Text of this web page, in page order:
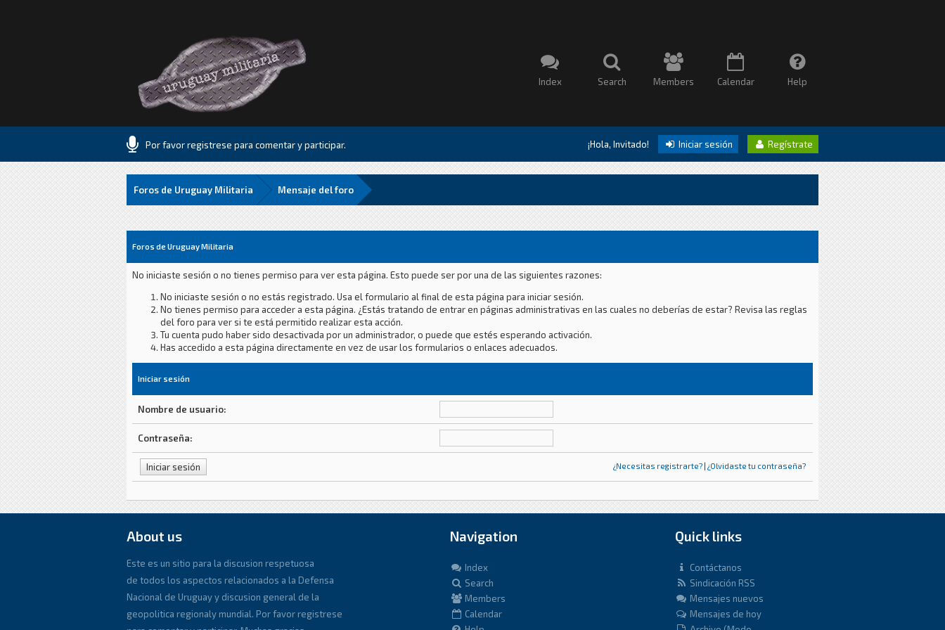
Index Search Members Calendar Help
Por favor registrese para comentar y participar. ¡Hola, Invitado! Iniciar sesión Regístrate
Foros de Uruguay Militaria Mensaje del foro
Foros de Uruguay Militaria
No iniciaste sesión o no tienes permiso para ver esta página. Esto puede ser por una de las siguientes razones:
No iniciaste sesión o no estás registrado. Usa el formulario al final de esta página para iniciar sesión.
No tienes permiso para acceder a esta página. ¿Estás tratando de entrar en páginas administrativas en las cuales no deberías de estar? Revisa las reglas
del foro para ver si te está permitido realizar esta acción.
Tu cuenta pudo haber sido desactivada por un administrador, o puede que estés esperando activación.
Has accedido a esta página directamente en vez de usar los formularios o enlaces adecuados.
Iniciar sesión
Nombre de usuario:
Contraseña:
¿Necesitas registrarte? | ¿Olvidaste tu contraseña?
About us
Este es un sitio para la discusion respetuosa
de todos los aspectos relacionados a la Defensa
Nacional de Uruguay y discusion general de la
geopolitica regionaly mundial. Por favor registrese
Navigation
Index
Search
Members
Calendar
Quick links
Contáctanos
Sindicación RSS
Mensajes nuevos
Mensajes de hoy